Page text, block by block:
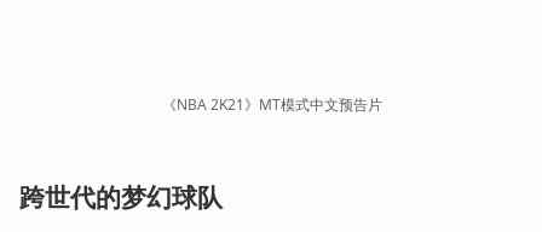
《NBA 2K21》MT模式中文预告片
跨世代的梦幻球队